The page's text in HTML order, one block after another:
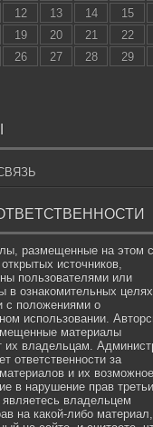
12 13 14 15
19 20 21 22
26 27 28 29
размещенные на этом
источников,
пользователями или
в ознакомительных
с положениями о
использовании.
материалы
их владельцам.
ответственности за
и их возможное
в нарушение прав
владельцем
на какой-либо материал,